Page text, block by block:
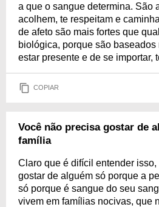
a que o sangue determina. São
acolhem, te respeitam e
de afeto são mais fortes que
biológica, porque são
estar presente e de se importar,
COPIAR
Você não precisa gostar de
família
Claro que é difícil entender
gostar de alguém só porque a
só porque é sangue do seu
vivem em famílias nocivas, que